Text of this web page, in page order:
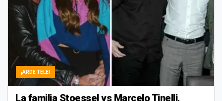
¡ARDE TELE!
La familia Stoessel vs Marcelo Tinelli,